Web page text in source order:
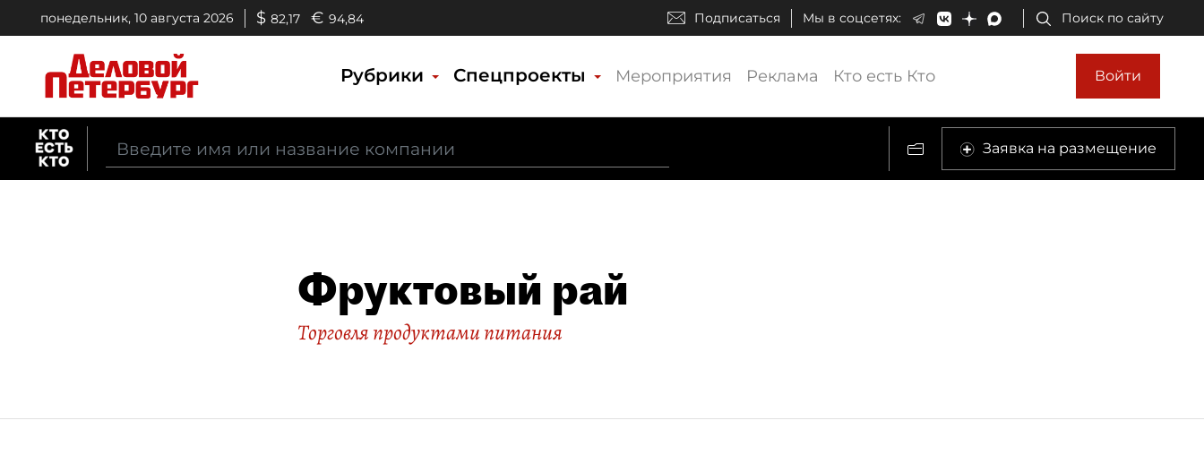
понедельник, 10 августа 2026 $ 82,17 € 94,84 Подписаться Мы в соцсетях: Поиск по сайту
Рубрики Спецпроекты Мероприятия Реклама Кто есть Кто Войти
Заявка на размещение
Фруктовый рай
Торговля продуктами питания